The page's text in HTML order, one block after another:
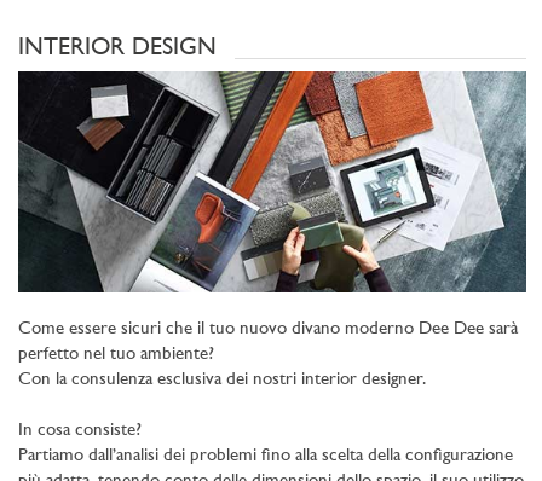
INTERIOR DESIGN
Come essere sicuri che il tuo nuovo divano moderno Dee Dee sarà
perfetto nel tuo ambiente?
Con la consulenza esclusiva dei nostri interior designer.
In cosa consiste?
Partiamo dall’analisi dei problemi fino alla scelta della configurazione